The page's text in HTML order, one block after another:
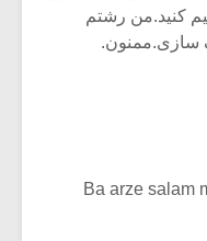
کنید.من رشتم
سازی.ممنون.
Ba arze salam